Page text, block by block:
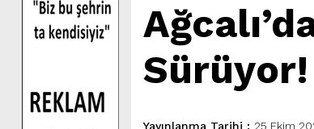
Sürüyor!
Yayınlanma Tarihi : 25 Ekim